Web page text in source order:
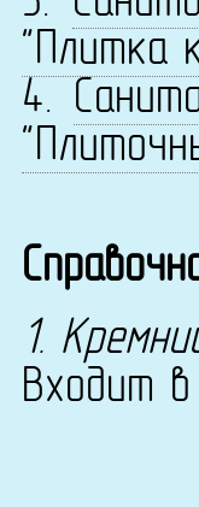
"Плитка
4.
1.
Входит